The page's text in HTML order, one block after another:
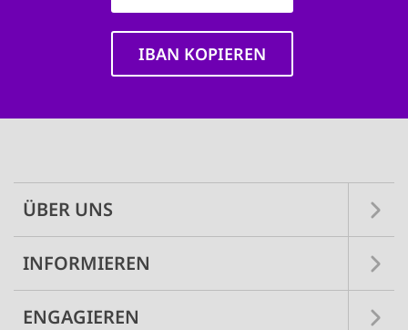
IBAN KOPIEREN
ÜBER UNS
INFORMIEREN
ENGAGIEREN